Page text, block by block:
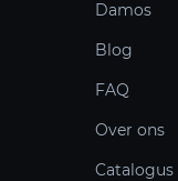
Damos
Blog
FAQ
Over ons
Catalogus